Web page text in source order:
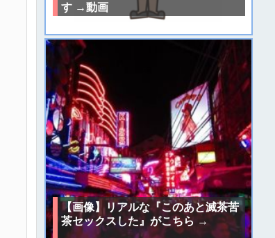
す →動画
【画像】リアルな『このあと滅茶苦
茶セックスした』がこちら →